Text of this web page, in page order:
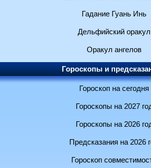
Гадание Гуань Инь
Дельфийский оракул
Оракул ангелов
Гороскопы и
Гороскоп на сегодня
Гороскопы на 2027
Гороскопы на 2026
Предсказания на 2026
Гороскоп